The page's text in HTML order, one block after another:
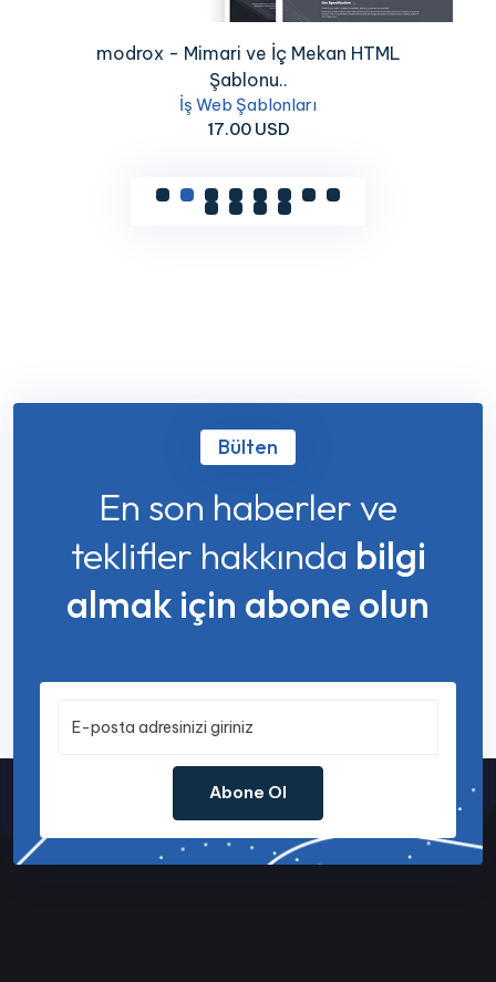
modrox - Mimari ve İç Mekan HTML
Şablonu..
İş Web Şablonları
17.00 USD
Bülten
En son haberler ve
teklifler hakkında bilgi
almak için abone olun
Abone Ol